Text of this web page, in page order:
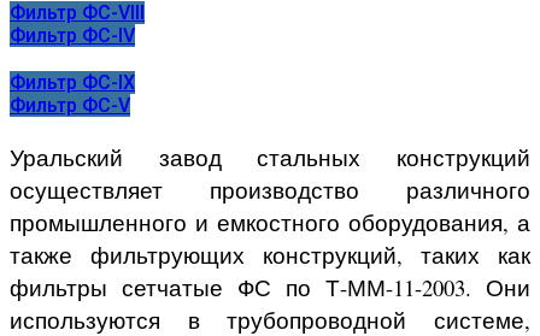
Фильтр ФС-VIII
Фильтр ФС-IV
Фильтр ФС-IX
Фильтр ФС-V
Уральский завод стальных конструкций
осуществляет производство различного
промышленного и емкостного оборудования, а
также фильтрующих конструкций, таких как
фильтры сетчатые ФС по Т-ММ-11-2003. Они
используются в трубопроводной системе,